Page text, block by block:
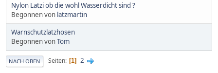
Nylon Latzi ob die wohl Wasserdicht sind ?
Begonnen von latzmartin
Warnschutzlatzhosen
Begonnen vonTom
NACH OBEN Seiten 1 2